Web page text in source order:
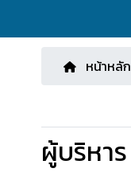
หน้าหลัก
ผู้บริหาร